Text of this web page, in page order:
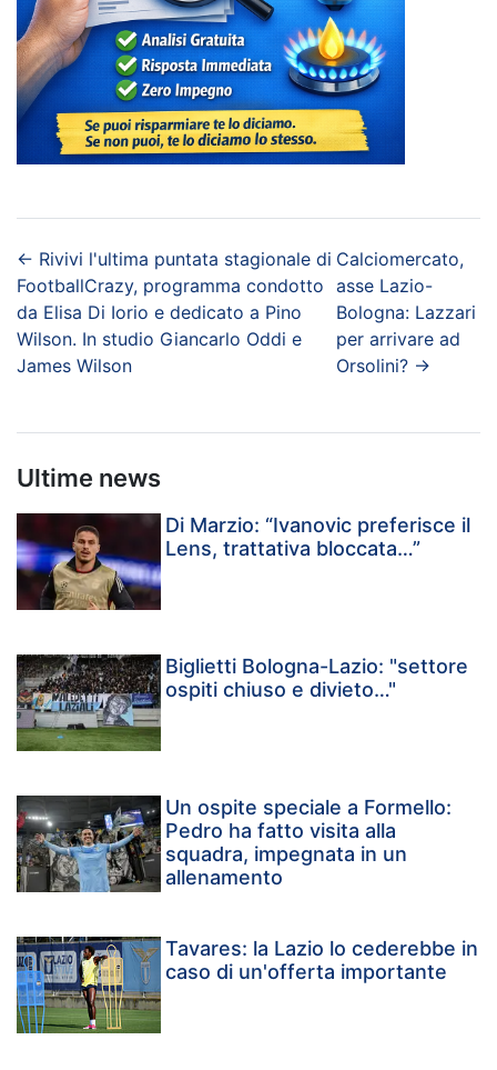
← Rivivi l'ultima puntata stagionale di
FootballCrazy, programma condotto
da Elisa Di Iorio e dedicato a Pino
Wilson. In studio Giancarlo Oddi e
James Wilson
Calciomercato,
asse Lazio-
Bologna: Lazzari
per arrivare ad
Orsolini? →
Ultime news
Di Marzio: “Ivanovic preferisce il
Lens, trattativa bloccata…”
Biglietti Bologna-Lazio: "settore
ospiti chiuso e divieto…"
Un ospite speciale a Formello:
Pedro ha fatto visita alla
squadra, impegnata in un
allenamento
Tavares: la Lazio lo cederebbe in
caso di un'offerta importante